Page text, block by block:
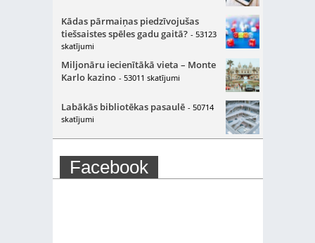
Kādas pārmaiņas piedzīvojušas
tiešsaistes spēles gadu gaitā? - 53123
skatījumi
Miljonāru iecienītākā vieta – Monte
Karlo kazino - 53011 skatījumi
Labākās bibliotēkas pasaulē - 50714
skatījumi
Facebook